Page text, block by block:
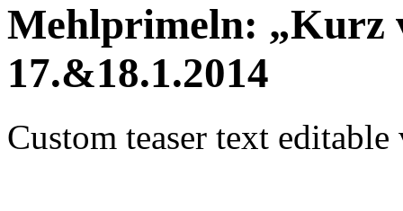
Mehlprimeln: „Kurz
17.&18.1.2014
Custom teaser text